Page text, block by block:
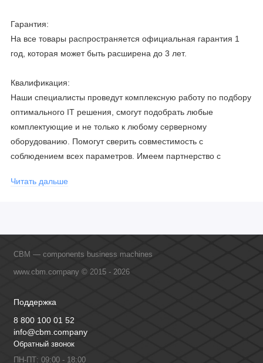
Гарантия:
На все товары распространяется официальная гарантия 1
год, которая может быть расширена до 3 лет.
Квалификация:
Наши специалисты проведут комплексную работу по подбору
оптимального IT решения, смогут подобрать любые
комплектующие и не только к любому серверному
оборудованию. Помогут сверить совместимость с
соблюдением всех параметров. Имеем партнерство с
обучение сотрудников, что позволяет исключить ошибки даже
Читать дальше
CBM — components business machines
www.cbm.company © 2015 - 2026
Поддержка
8 800 100 01 52
info@cbm.company
Обратный звонок
ПН-ПТ: 09:00 - 18:00